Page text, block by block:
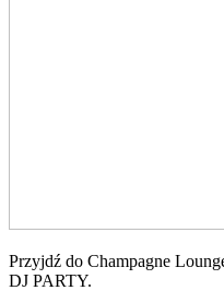
Przyjdź do Champagne
DJ PARTY.